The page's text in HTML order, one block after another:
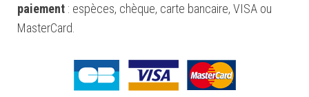
paiement : espèces, chèque, carte bancaire, VISA ou
MasterCard.